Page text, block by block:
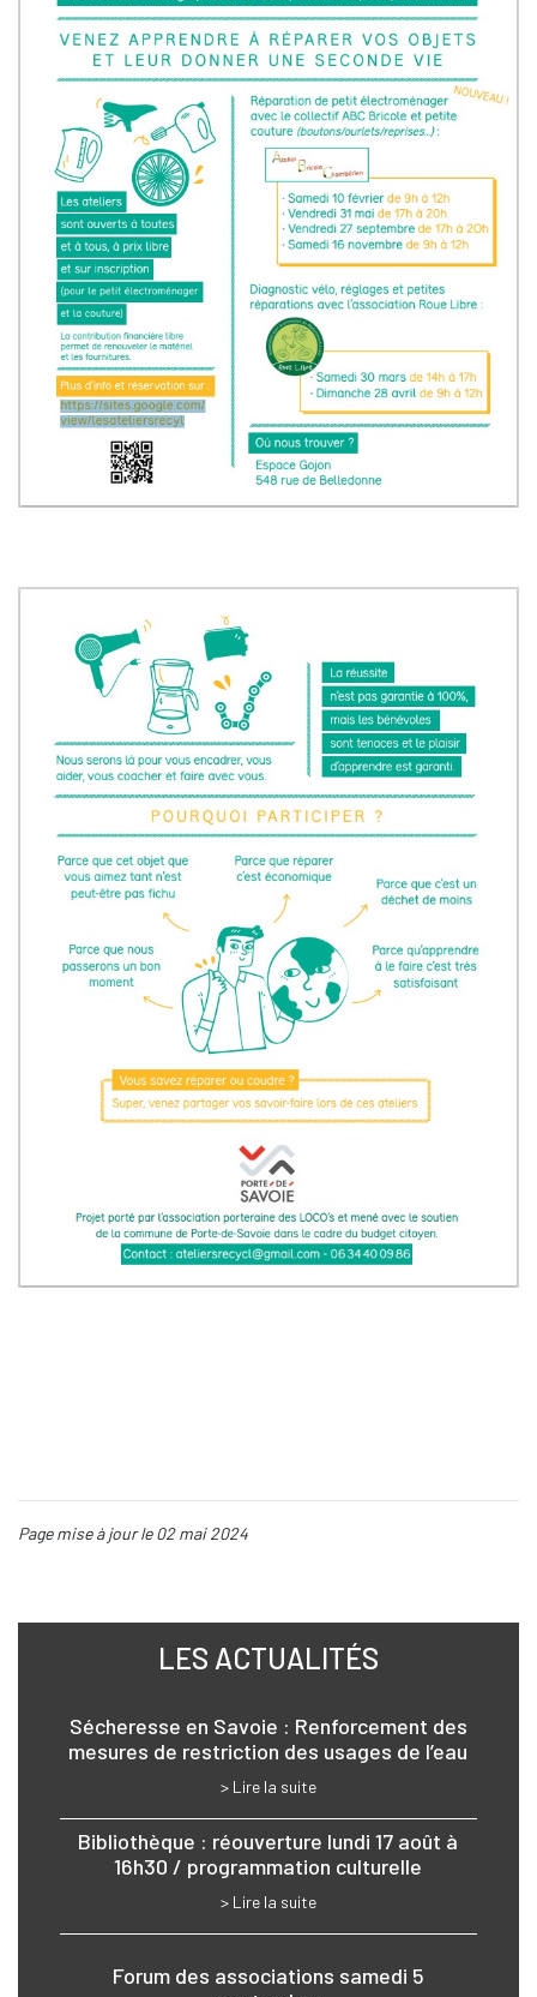
Page mise à jour le 02 mai 2024
LES ACTUALITÉS
Sécheresse en Savoie : Renforcement des
mesures de restriction des usages de l’eau
> Lire la suite
Bibliothèque : réouverture lundi 17 août à
16h30 / programmation culturelle
> Lire la suite
Forum des associations samedi 5